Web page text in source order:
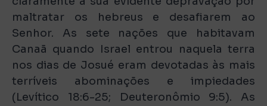
maltratar os hebreus e desafiarem ao
Senhor. As sete nações que habitavam
Canaã quando Israel entrou naquela terra
nos dias de Josué eram devotadas às mais
terríveis abominações e impiedades
(Levítico 18:6-25; Deuteronômio 9:5). As